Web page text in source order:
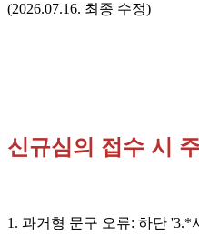
(2026.07.16. 최종 수정)
신규심의 접수 시
1. 과거형 문구 오류: 하단 '3.*